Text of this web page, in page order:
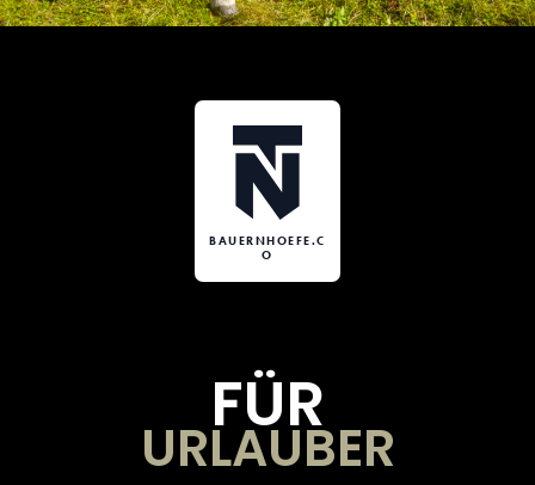
BAUERNHOEFE.C
O
FÜR
URLAUBER